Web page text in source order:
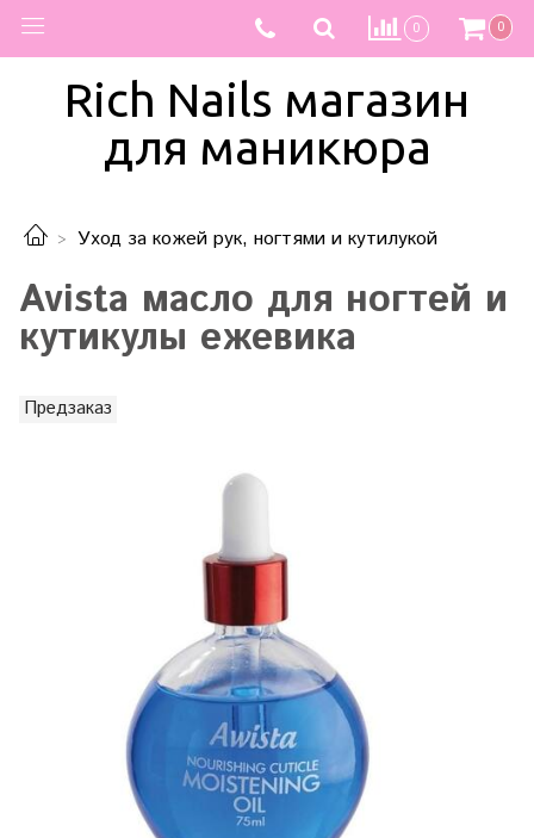
0 0
Rich Nails магазин
для маникюра
Уход за кожей рук, ногтями и кутилукой
Avista масло для ногтей и
кутикулы ежевика
Предзаказ